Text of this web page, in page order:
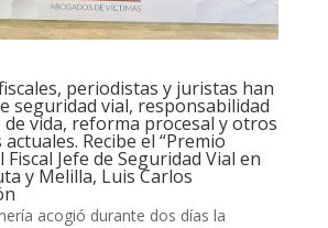
periodistas y juristas han
seguridad vial, responsabilidad
de vida, reforma procesal y otros
Recibe el “Premio
Fiscal Jefe de Seguridad Vial en
y Melilla, Luis Carlos
acogió durante dos días la